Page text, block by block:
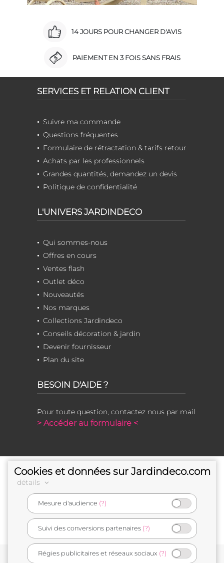
14 JOURS POUR CHANGER D'AVIS
PAIEMENT EN 3 FOIS SANS FRAIS
SERVICES ET RELATION CLIENT
Suivre ma commande
Questions fréquentes
Formulaire de rétractation & tarifs retour
Achats par les professionnels
Grandes quantités, demandez un devis
Politique de confidentialité
L'UNIVERS JARDINDECO
Qui sommes-nous
Offres en cours
Ventes flash
Outlet déco
Nouveautés
Nos marques
Collections Jardindeco
Conseils décoration & jardin
Devenir fournisseur
Plan du site
BESOIN D'AIDE ?
Pour toute question, contactez nous par mail
> Accéder au formulaire <
e-commerçant français
Cookies et données sur Jardindeco.com
détails
Mesure d'audience (?)
Suivi des conversions partenaires (?)
Régies publicitaires et réseaux sociaux (?)